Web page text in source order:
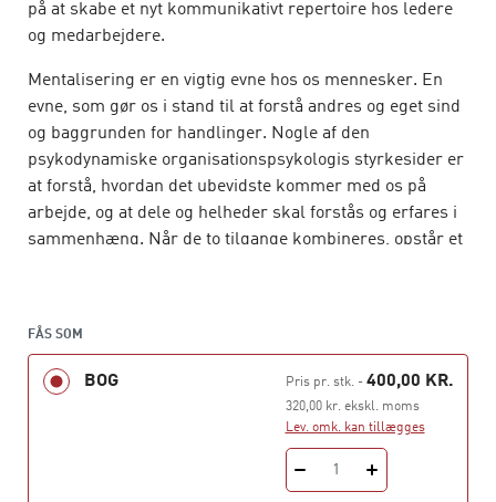
på at skabe et nyt kommunikativt repertoire hos ledere
og medarbejdere.
Mentalisering er en vigtig evne hos os mennesker. En
evne, som gør os i stand til at forstå andres og eget sind
og baggrunden for handlinger. Nogle af den
psykodynamiske organisationspsykologis styrkesider er
at forstå, hvordan det ubevidste kommer med os på
arbejde, og at dele og helheder skal forstås og erfares i
sammenhæng. Når de to tilgange kombineres, opstår et
Antologien rummer både teoretiske og
anvendelsesorienterede kapitler om, hvordan
mentalisering kan styrkes, implementeres og
praktiseres i vores relationer i arbejdslivet og i
Bogen er skrevet til alle, der har interesse i
FÅS SOM
BOG Pris pr. stk.- 400,00 KR.
320,00 kr. ekskl. moms
Lev. omk. kan tillægges
1